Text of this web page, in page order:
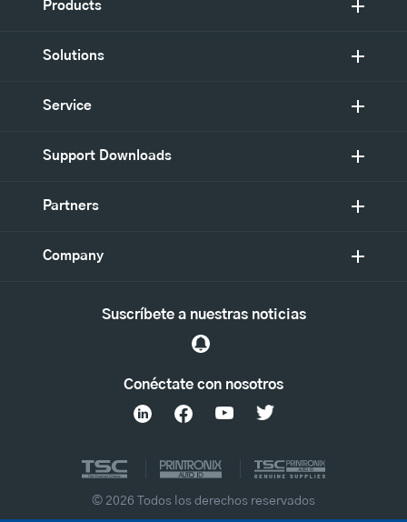
Products
Solutions
Service
Support Downloads
Partners
Company
Conéctate con nosotros
Suscríbete a nuestras noticias
© 2026 Todos los derechos reservados